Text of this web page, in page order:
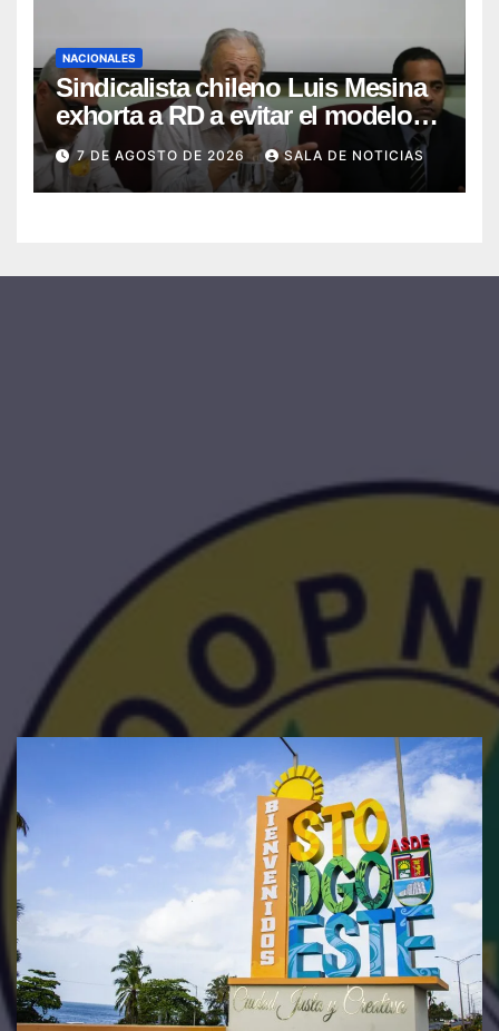
NACIONALES
Sindicalista chileno Luis Mesina
exhorta a RD a evitar el modelo
de AFP y apostar por un sistema
solidario
7 DE AGOSTO DE 2026 SALA DE NOTICIAS